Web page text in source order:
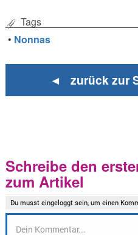
Tags
• Nonnas
◄ zurück zur
Schreibe den
zum Artikel